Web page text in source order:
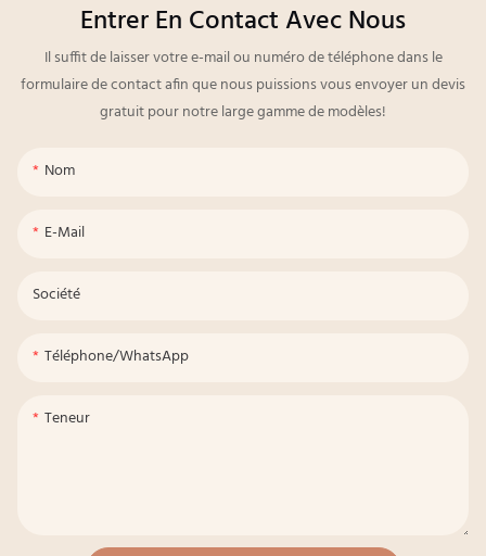
Entrer En Contact Avec Nous
Il suffit de laisser votre e-mail ou numéro de téléphone dans le
formulaire de contact afin que nous puissions vous envoyer un devis
gratuit pour notre large gamme de modèles!
Nom
E-Mail
Société
Téléphone/WhatsApp
Teneur